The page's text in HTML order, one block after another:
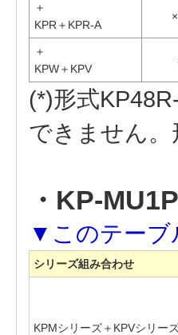
＋
KPR＋KPR-A
＋
KPW＋KPV
(*)形式
できません。
・KP-
シリーズ組み合わせ
KPMシリーズ＋KPVシリー